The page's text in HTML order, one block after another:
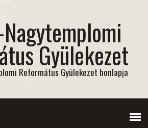
Gyülekezet
Református Gyülekezet honlapja